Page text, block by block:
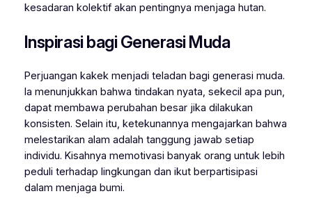
kesadaran kolektif akan pentingnya menjaga hutan.
Inspirasi bagi Generasi Muda
Perjuangan kakek menjadi teladan bagi generasi muda.
Ia menunjukkan bahwa tindakan nyata, sekecil apa pun,
dapat membawa perubahan besar jika dilakukan
konsisten. Selain itu, ketekunannya mengajarkan bahwa
melestarikan alam adalah tanggung jawab setiap
individu. Kisahnya memotivasi banyak orang untuk lebih
peduli terhadap lingkungan dan ikut berpartisipasi
dalam menjaga bumi.